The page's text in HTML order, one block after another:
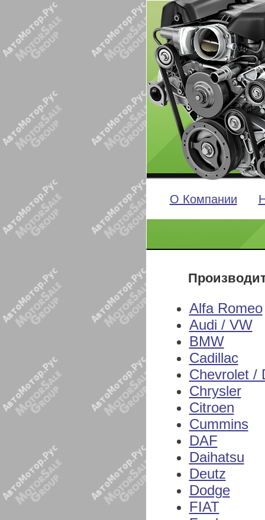
О Компании
Alfa Romeo
Audi / VW
BMW
Cadillac
Chevrolet /
Chrysler
Citroen
Cummins
DAF
Daihatsu
Deutz
Dodge
FIAT